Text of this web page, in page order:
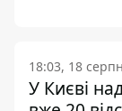
18:03, 18
У Києві